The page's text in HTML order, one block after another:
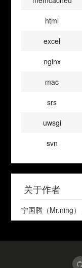
html
excel
nginx
mac
srs
uwsgi
svn
关于作者
宁国腾（Mr.ning）